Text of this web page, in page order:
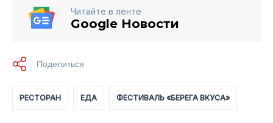
Читайте в ленте
Google Новости
РЕСТОРАН ЕДА ФЕСТИВАЛЬ «БЕРЕГА ВКУСА»